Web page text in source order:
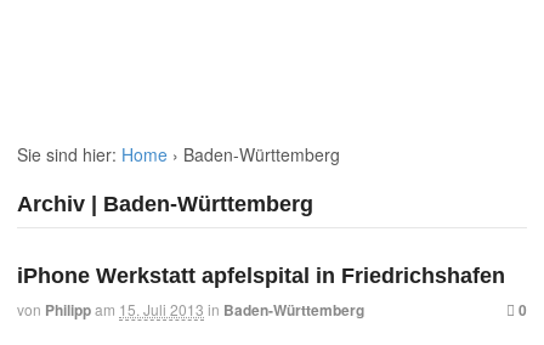
Sie sind hier: Home › Baden-Württemberg
Archiv | Baden-Württemberg
iPhone Werkstatt apfelspital in Friedrichshafen
von Philippam 15. Juli 2013 in Baden-Württemberg 0